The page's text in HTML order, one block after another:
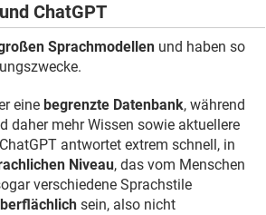
ChatGPT
Sprachmodellen und haben so
eine begrenzte Datenbank, während
daher mehr Wissen sowie aktuellere
antwortet extrem schnell, in
Niveau, das vom Menschen
verschiedene Sprachstile
sein, also nicht